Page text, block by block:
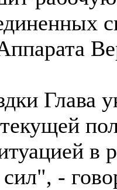
Глава
в
-